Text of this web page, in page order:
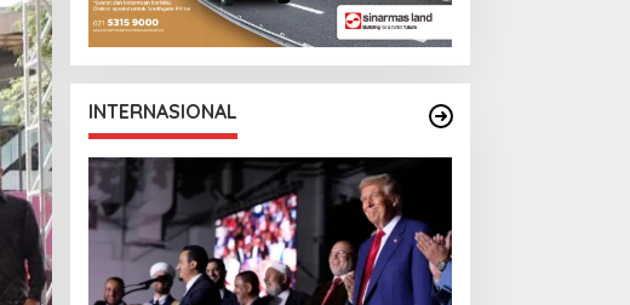
INTERNASIONAL